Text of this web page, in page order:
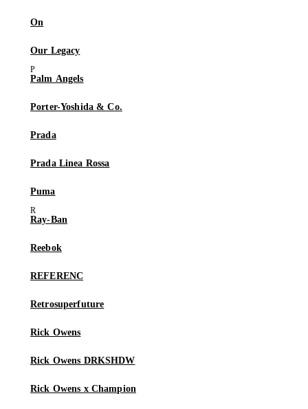
On
Our Legacy
Palm Angels
Porter-Yoshida & Co.
Prada
Prada Linea Rossa
Puma
Ray-Ban
Reebok
REFERENC
Retrosuperfuture
Rick Owens
Rick Owens DRKSHDW
Rick Owens x Champion